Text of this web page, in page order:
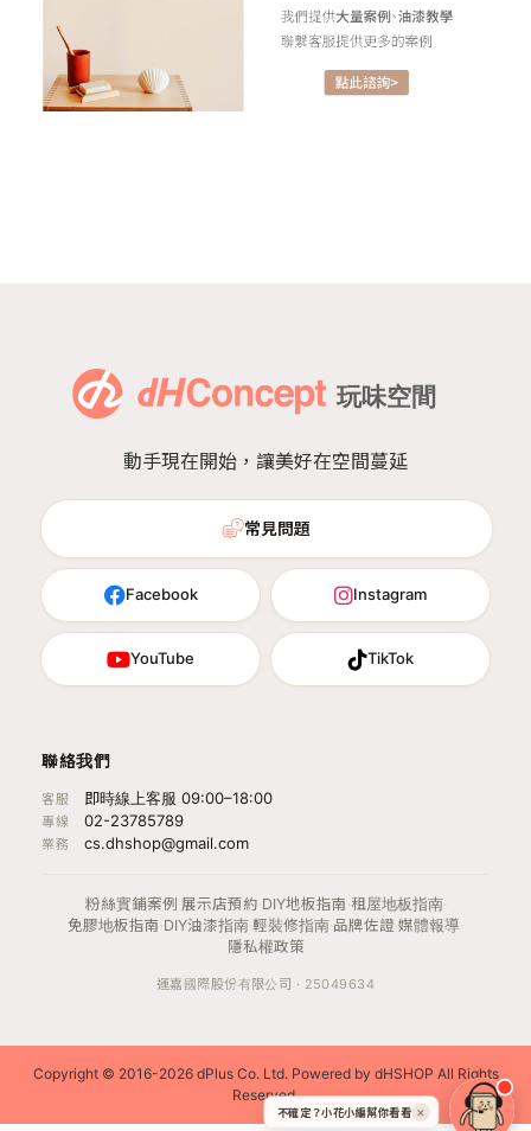
動手現在開始，讓美好在空間蔓延
常見問題
Facebook Instagram
YouTube TikTok
聯絡我們
客服 即時線上客服 09:00–18:00
專線 02-23785789
業務 cs.dhshop@gmail.com
粉絲實鋪案例 ·展示店預約·DIY地板指南 ·租屋地板指南·
免膠地板指南 ·DIY油漆指南·輕裝修指南·品牌佐證·媒體報導·
隱私權政策
運嘉國際股份有限公司 · 25049634
Copyright © 2016-2026 dPlus Co. Ltd. Powered by dHSHOP All Rights
Reserved.
不確定？小花小編幫你看看 ✕